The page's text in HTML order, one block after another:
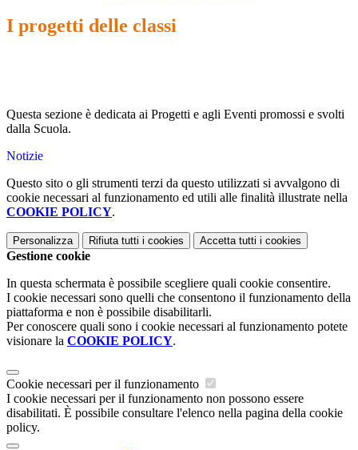
I progetti delle classi
Questa sezione è dedicata ai Progetti e agli Eventi promossi e svolti
dalla Scuola.
Notizie
Questo sito o gli strumenti terzi da questo utilizzati si avvalgono di
cookie necessari al funzionamento ed utili alle finalità illustrate nella
COOKIE POLICY.
Personalizza Rifiuta tutti i cookies Accetta tutti i cookies
Gestione cookie
In questa schermata è possibile scegliere quali cookie consentire.
I cookie necessari sono quelli che consentono il funzionamento della
piattaforma e non è possibile disabilitarli.
Per conoscere quali sono i cookie necessari al funzionamento potete
visionare la COOKIE POLICY.
Cookie necessari per il funzionamento
I cookie necessari per il funzionamento non possono essere
disabilitati. È possibile consultare l'elenco nella pagina della cookie
policy.